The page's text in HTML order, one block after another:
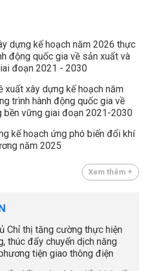
dựng kế hoạch năm 2026 thực
động quốc gia về sản xuất và
đoạn 2021 - 2030
xuất xây dựng kế hoạch năm
trình hành động quốc gia về
bền vững giai đoạn 2021-2030
kế hoạch ứng phó biến đổi khí
năm 2025
Xem thêm +
Chỉ thị tăng cường thực hiện
thúc đẩy chuyển dịch năng
tiện giao thông điện